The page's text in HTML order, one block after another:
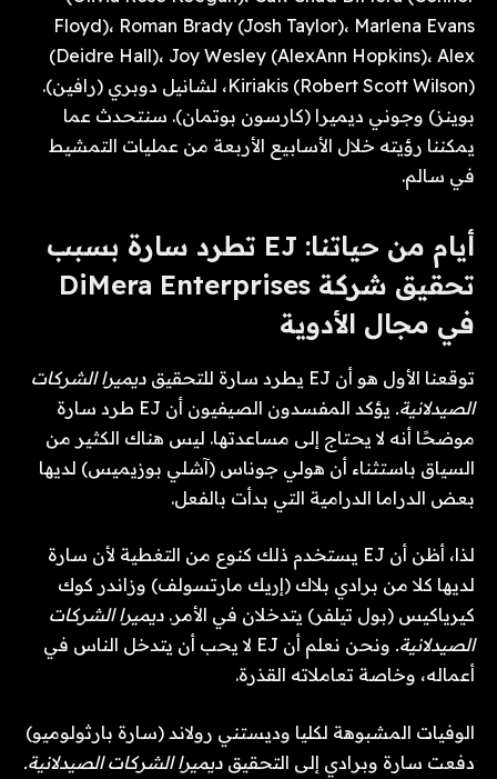
Floyd)، Roman Brady (Josh Taylor)، Marlena Evans
(Deidre Hall)، Joy Wesley (AlexAnn Hopkins)، Alex
Kiriakis (Robert Scott Wilson)، لشانيل دوبري (رافين).
بوينز) وجوني ديميرا (كارسون بوتمان). سنتحدث عما
يمكننا رؤيته خلال الأسابيع الأربعة من عمليات التمشيط
في سالم.
أيام من حياتنا: EJ تطرد سارة بسبب
تحقيق شركة DiMera Enterprises
في مجال الأدوية
توقعنا الأول هو أن EJ يطرد سارة للتحقيق
ديميرا الشركات
الصيدلانية.
يؤكد المفسدون الصيفيون أن EJ طرد سارة
موضحًا أنه لا يحتاج إلى مساعدتها. ليس هناك الكثير من
السياق باستثناء أن هولي جوناس (آشلي بوزيميس) لديها
بعض الدراما الدرامية التي بدأت بالفعل.
لذا، أظن أن EJ يستخدم ذلك كنوع من التغطية لأن سارة
لديها كلا من برادي بلاك (إريك مارتسولف) وزاندر كوك
كيرياكيس (بول تيلفر) يتدخلان في الأمر. ديميرا الشركات
الصيدلانية.
ونحن نعلم أن EJ لا يحب أن يتدخل الناس في
أعماله، وخاصة تعاملاته القذرة.
الوفيات المشبوهة لكليا وديستني رولاند (سارة بارثولوميو)
دفعت سارة وبرادي إلى التحقيق ديميرا الشركات الصيدلانية.